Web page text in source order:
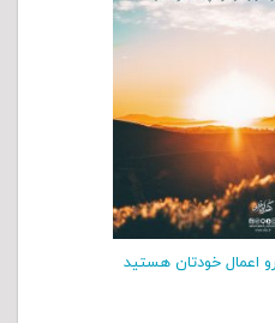
اعمال خودتان هستید